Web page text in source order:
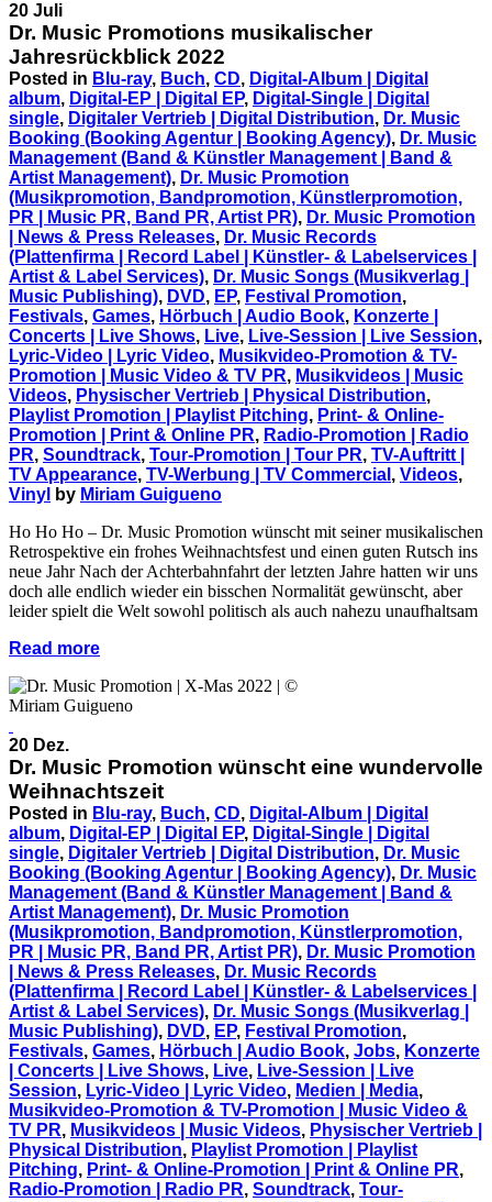
20 Juli
Dr. Music Promotions musikalischer
Jahresrückblick 2022
Posted in Blu-ray, Buch, CD, Digital-Album | Digital
album, Digital-EP | Digital EP, Digital-Single | Digital
single, Digitaler Vertrieb | Digital Distribution, Dr. Music
Booking (Booking Agentur | Booking Agency), Dr. Music
Management (Band & Künstler Management | Band &
Artist Management), Dr. Music Promotion
(Musikpromotion, Bandpromotion, Künstlerpromotion,
PR | Music PR, Band PR, Artist PR), Dr. Music Promotion
| News & Press Releases, Dr. Music Records
(Plattenfirma | Record Label | Künstler- & Labelservices |
Artist & Label Services), Dr. Music Songs (Musikverlag |
Music Publishing), DVD, EP, Festival Promotion,
Festivals, Games, Hörbuch | Audio Book, Konzerte |
Concerts | Live Shows, Live, Live-Session | Live Session,
Lyric-Video | Lyric Video, Musikvideo-Promotion & TV-
Promotion | Music Video & TV PR, Musikvideos | Music
Videos, Physischer Vertrieb | Physical Distribution,
Playlist Promotion | Playlist Pitching, Print- & Online-
Promotion | Print & Online PR, Radio-Promotion | Radio
PR, Soundtrack, Tour-Promotion | Tour PR, TV-Auftritt |
TV Appearance, TV-Werbung | TV Commercial , Videos,
Vinyl
by Miriam Guigueno
Ho Ho Ho – Dr. Music Promotion wünscht mit seiner musikalischen
Retrospektive ein frohes Weihnachtsfest und einen guten Rutsch ins
neue Jahr Nach der Achterbahnfahrt der letzten Jahre hatten wir uns
doch alle endlich wieder ein bisschen Normalität gewünscht, aber
leider spielt die Welt sowohl politisch als auch nahezu unaufhaltsam
Read more
20 Dez.
Dr. Music Promotion wünscht eine wundervolle
Weihnachtszeit
Posted in Blu-ray, Buch, CD, Digital-Album | Digital
album, Digital-EP | Digital EP, Digital-Single | Digital
single, Digitaler Vertrieb | Digital Distribution, Dr. Music
Booking (Booking Agentur | Booking Agency), Dr. Music
Management (Band & Künstler Management | Band &
Artist Management), Dr. Music Promotion
(Musikpromotion, Bandpromotion, Künstlerpromotion,
PR | Music PR, Band PR, Artist PR), Dr. Music Promotion
| News & Press Releases, Dr. Music Records
(Plattenfirma | Record Label | Künstler- & Labelservices |
Artist & Label Services), Dr. Music Songs (Musikverlag |
Music Publishing), DVD, EP, Festival Promotion,
Festivals, Games, Hörbuch | Audio Book, Jobs, Konzerte
| Concerts | Live Shows, Live, Live-Session | Live
Session, Lyric-Video | Lyric Video, Medien | Media,
Musikvideo-Promotion & TV-Promotion | Music Video &
TV PR, Musikvideos | Music Videos, Physischer Vertrieb |
Physical Distribution, Playlist Promotion | Playlist
Pitching, Print- & Online-Promotion | Print & Online PR,
Radio-Promotion | Radio PR, Soundtrack, Tour-